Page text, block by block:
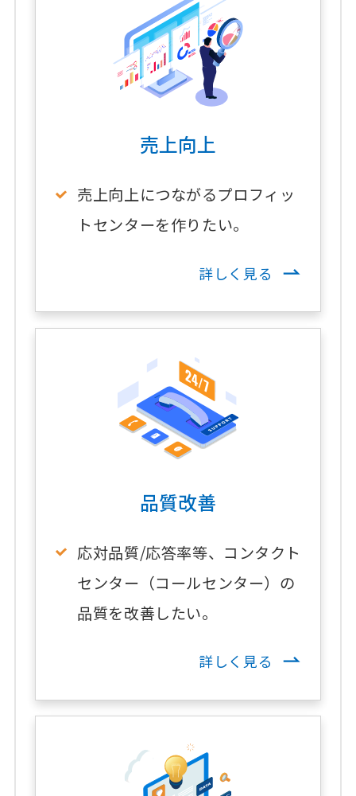
売上向上
売上向上につながるプロフィッ
トセンターを作りたい。
詳しく見る
品質改善
応対品質/応答率等、コンタクト
センター（コールセンター）の
品質を改善したい。
詳しく見る